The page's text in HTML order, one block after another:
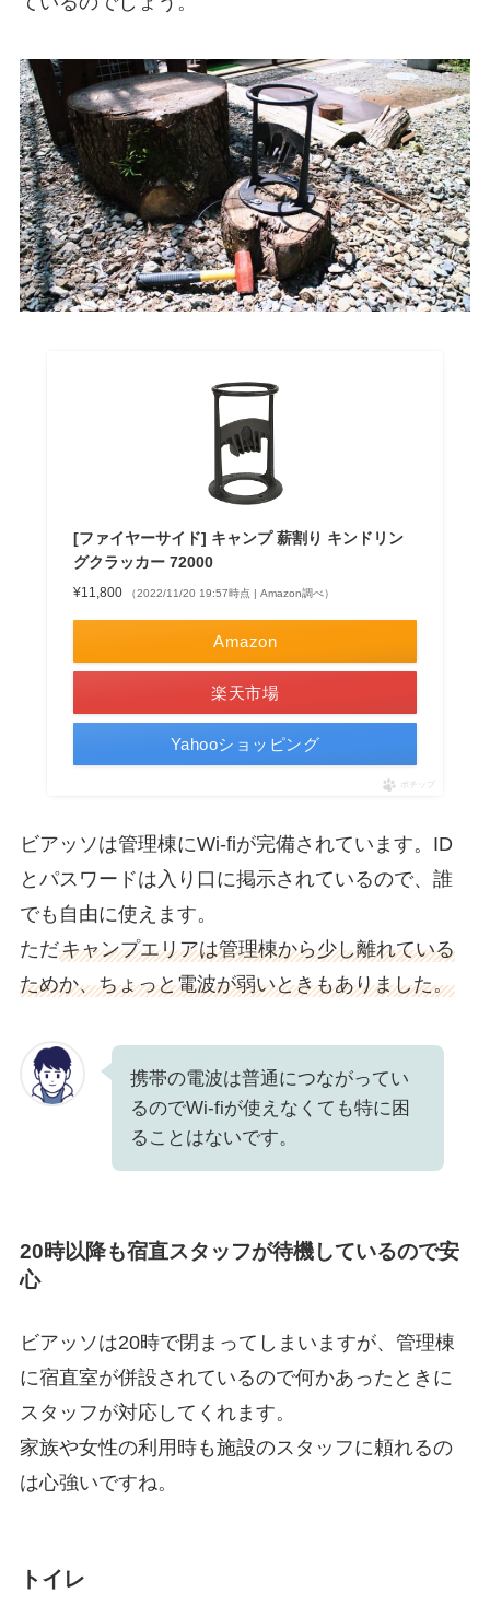
[ファイヤーサイド] キャンプ 薪割り キンドリン
グクラッカー 72000
¥11,800 （2022/11/20 19:57時点 | Amazon調べ）
Amazon
楽天市場
Yahooショッピング
ポチップ
ビアッソは管理棟にWi-fiが完備されています。ID
とパスワードは入り口に掲示されているので、誰
でも自由に使えます。
ただキャンプエリアは管理棟から少し離れている
ためか、ちょっと電波が弱いときもありました。
携帯の電波は普通につながってい
るのでWi-fiが使えなくても特に困
ることはないです。
20時以降も宿直スタッフが待機しているので安
心
ビアッソは20時で閉まってしまいますが、 管理棟
に宿直室が併設されているので何かあったときに
スタッフが対応してくれます。
家族や女性の利用時も施設のスタッフに頼れるの
は心強いですね。
トイレ